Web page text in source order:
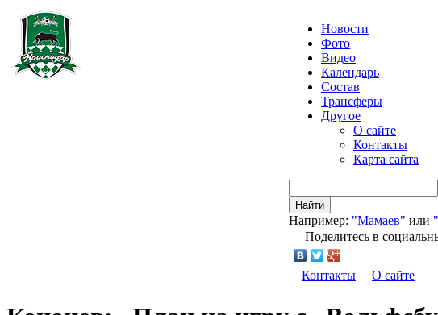
Новости
Фото
Видео
Календарь
Состав
Трансферы
Другое
О сайте
Контакты
Карта сайта
Найти
Например: "Мамаев" или
Поделитесь в
Контакты О сайте